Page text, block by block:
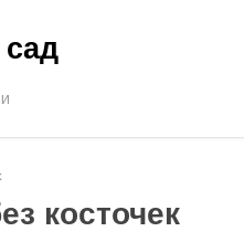
косточек